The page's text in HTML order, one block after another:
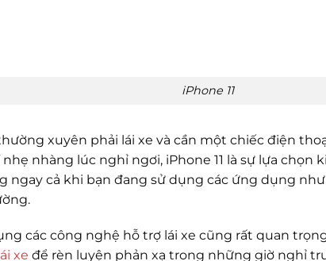
iPhone 11
xuyên phải lái xe và cần một chiếc điện
nhàng lúc nghỉ ngơi, iPhone 11 là sự lựa chọn
ngay cả khi bạn đang sử dụng các ứng dụng như
các công nghệ hỗ trợ lái xe cũng rất quan
xe để rèn luyện phản xạ trong những giờ nghỉ